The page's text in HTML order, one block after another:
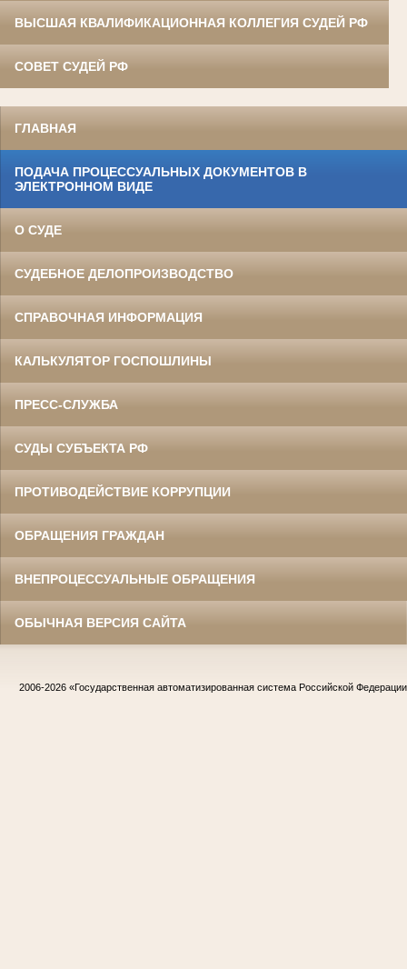
ВЫСШАЯ КВАЛИФИКАЦИОННАЯ КОЛЛЕГИЯ СУДЕЙ РФ
СОВЕТ СУДЕЙ РФ
ГЛАВНАЯ
ПОДАЧА ПРОЦЕССУАЛЬНЫХ ДОКУМЕНТОВ В
ЭЛЕКТРОННОМ ВИДЕ
О СУДЕ
СУДЕБНОЕ ДЕЛОПРОИЗВОДСТВО
СПРАВОЧНАЯ ИНФОРМАЦИЯ
КАЛЬКУЛЯТОР ГОСПОШЛИНЫ
ПРЕСС-СЛУЖБА
СУДЫ СУБЪЕКТА РФ
ПРОТИВОДЕЙСТВИЕ КОРРУПЦИИ
ОБРАЩЕНИЯ ГРАЖДАН
ВНЕПРОЦЕССУАЛЬНЫЕ ОБРАЩЕНИЯ
ОБЫЧНАЯ ВЕРСИЯ САЙТА
2006-2026 «Государственная автоматизированная система Российской